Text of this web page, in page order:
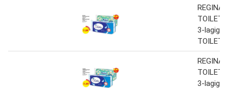
REGINA
3-lagig
REGINA
3-lagig